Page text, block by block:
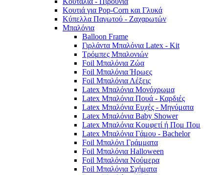
Κουτιά για Pop-Corn και Γλυκά
Κύπελλα Παγωτού - Ζαχαρωτών
Μπαλόνια
Balloon Frame
Γιρλάντα Μπαλόνια Latex - Kit
Τρόμπες Μπαλονιών
Foil Μπαλόνια Ζώα
Foil Μπαλόνια Ήρωες
Foil Μπαλόνια Λέξεις
Latex Μπαλόνια Μονόχρωμα
Latex Μπαλόνια Πουά - Καρδιές
Latex Μπαλόνια Ευχές - Μηνύματα
Latex Μπαλόνια Baby Shower
Latex Μπαλόνια Κομφετί ή Πομ Πομ
Latex Μπαλόνια Γάμου - Bachelor
Foil Μπαλόνι Γράμματα
Foil Μπαλόνια Halloween
Foil Μπαλόνια Νούμερα
Foil Μπαλόνια Σχήματα